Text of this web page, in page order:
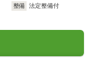
整備
法定整備付